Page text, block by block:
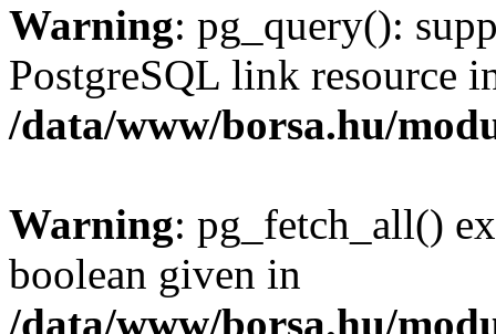
Warning: pg_query():
PostgreSQL link resource
/data/www/borsa.hu/
Warning: pg_fetch_all()
boolean given in
/data/www/borsa.hu/